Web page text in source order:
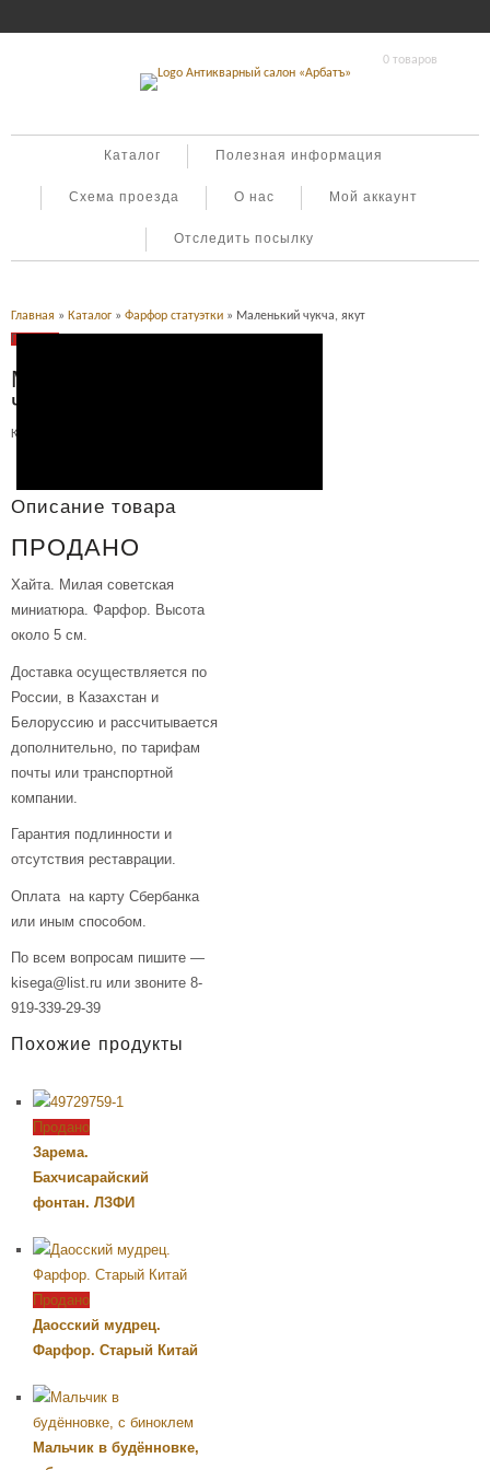
0 товаров
Каталог Полезная информация
Схема проезда О нас Мой аккаунт
Отследить посылку
Главная » Каталог » Фарфор статуэтки » Маленький чукча, якут
Продано
Маленький
чукча, якут
Категория:
Описание товара
ПРОДАНО
Хайта. Милая советская
миниатюра. Фарфор. Высота
около 5 см.
Доставка осуществляется по
России, в Казахстан и
Белоруссию и рассчитывается
дополнительно, по тарифам
почты или транспортной
компании.
Гарантия подлинности и
отсутствия реставрации.
Оплата на карту Сбербанка
или иным способом.
По всем вопросам пишите —
kisega@list.ru или звоните 8-
919-339-29-39
Похожие продукты
Продано
Зарема.
Бахчисарайский
фонтан. ЛЗФИ
Продано
Даосский мудрец.
Фарфор. Старый Китай
Мальчик в будённовке,